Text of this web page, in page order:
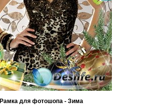
Рамка для фотошопа - Зима